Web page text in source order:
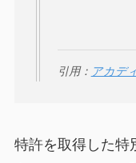
引用： アカデ
特許を取得した特